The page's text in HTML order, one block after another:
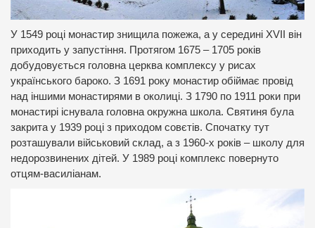
У 1549 році монастир знищила пожежа, а у середині XVII він
приходить у запустіння. Протягом 1675 – 1705 років
добудовується головна церква комплексу у рисах
українського бароко. З 1691 року монастир обіймає провід
над іншими монастирями в околиці. З 1790 по 1911 роки при
монастирі існувала головна окружна школа. Святиня була
закрита у 1939 році з приходом совєтів. Спочатку тут
розташували військовий склад, а з 1960-х років – школу для
недорозвинених дітей. У 1989 році комплекс повернуто
отцям-василіанам.